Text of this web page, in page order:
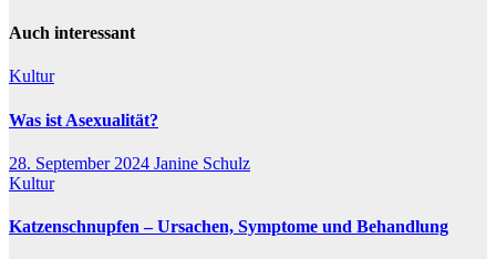
Auch interessant
Kultur
Was ist Asexualität?
28. September 2024 Janine Schulz
Kultur
Katzenschnupfen – Ursachen, Symptome und Behandlung